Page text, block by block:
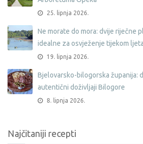
25. lipnja 2026.
Ne morate do mora: dvije riječne
idealne za osvježenje tijekom ljeta
19. lipnja 2026.
Bjelovarsko-bilogorska županija:
autentični doživljaji Bilogore
8. lipnja 2026.
Najčitaniji recepti